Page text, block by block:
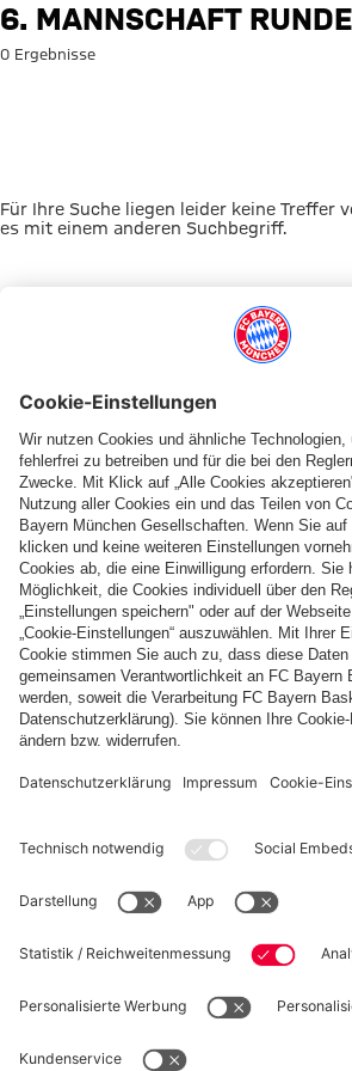
Suche: 6.
6. MANNSCHAFT
0 Ergebnisse
Für Ihre Suche liegen leider keine Treffer
es mit einem anderen Suchbegriff.
DAS KÖNNTE DICH
VIDEO-PLATTFORM
FC
Bayern
TV
PLUS:
Jetzt
abonnieren!
ONLINE STORE
OUT
NOW:
Das
neue
Home
Trikot
26/27
FAN-ANGEBOT
FC
Bayern
München
Autogrammkarten
MYFCBAYERN
Entdecke
deinen
persönlichen
Fanbereich
PARTNER
fcbayern.com Basketball Allianz Arena